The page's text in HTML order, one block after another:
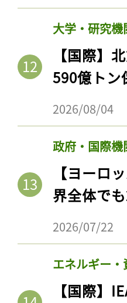
大学・研究機
【国際】
590億トン
2026/08/04
政府・国際機
【ヨーロ
界全体で
2026/07/22
エネルギー・
【国際】